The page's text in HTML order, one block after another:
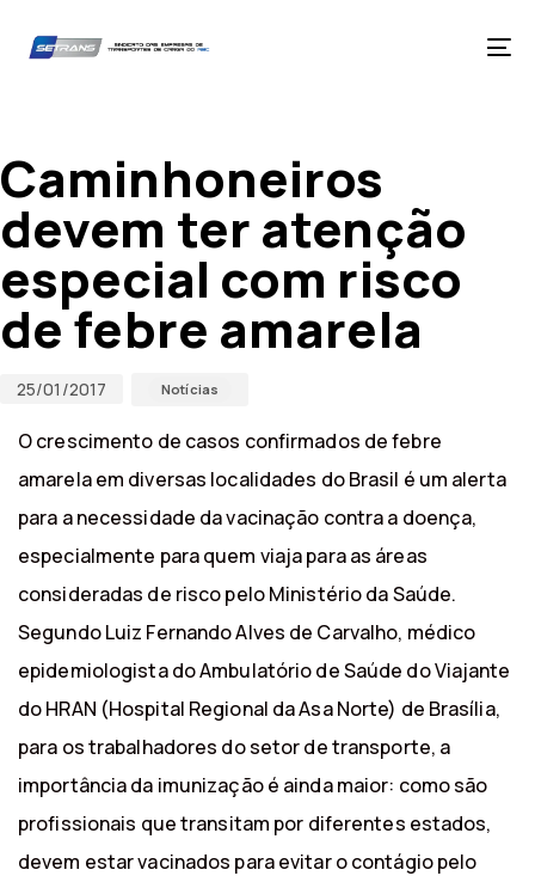
primary
Caminhoneiros
devem ter atenção
especial com risco
de febre amarela
25/01/2017 Notícias
O crescimento de casos confirmados de febre
amarela em diversas localidades do Brasil é um alerta
para a necessidade da vacinação contra a doença,
especialmente para quem viaja para as áreas
consideradas de risco pelo Ministério da Saúde.
Segundo Luiz Fernando Alves de Carvalho, médico
epidemiologista do Ambulatório de Saúde do Viajante
do HRAN (Hospital Regional da Asa Norte) de Brasília,
para os trabalhadores do setor de transporte, a
importância da imunização é ainda maior: como são
profissionais que transitam por diferentes estados,
devem estar vacinados para evitar o contágio pelo